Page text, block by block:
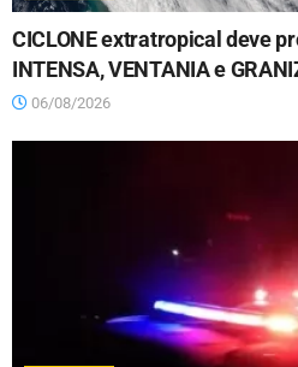
CICLONE extratropical deve
INTENSA, VENTANIA e
06/08/2026